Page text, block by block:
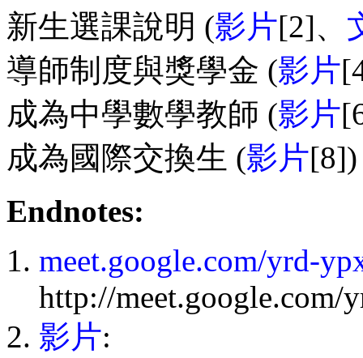
新生選課說明 (影片[2]、
導師制度與獎學金 (影片
成為中學數學教師 (影片
成為國際交換生 (影片[8])
Endnotes:
meet.google.com/yrd-
http://meet.google.com/
影片: